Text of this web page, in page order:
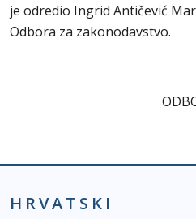
je odredio Ingrid Antičević
Odbora za zakonodavstvo.
HRVATSKI